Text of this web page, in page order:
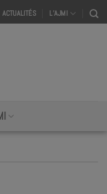
ACTUALITÉS L’AJMI